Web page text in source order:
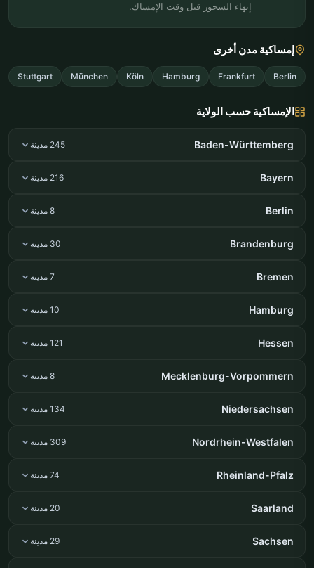
إنهاء السحور قبل وقت الإمساك.
إمساكية مدن أخرى
Berlin
Frankfurt
Hamburg
Köln
München
Stuttgart
الإمساكية حسب الولاية
Baden-Württemberg 245 مدينة
Bayern 216 مدينة
Berlin 8 مدينة
Brandenburg 30 مدينة
Bremen 7 مدينة
Hamburg 10 مدينة
Hessen 121 مدينة
Mecklenburg-Vorpommern 8 مدينة
Niedersachsen 134 مدينة
Nordrhein-Westfalen 309 مدينة
Rheinland-Pfalz 74 مدينة
Saarland 20 مدينة
Sachsen 29 مدينة